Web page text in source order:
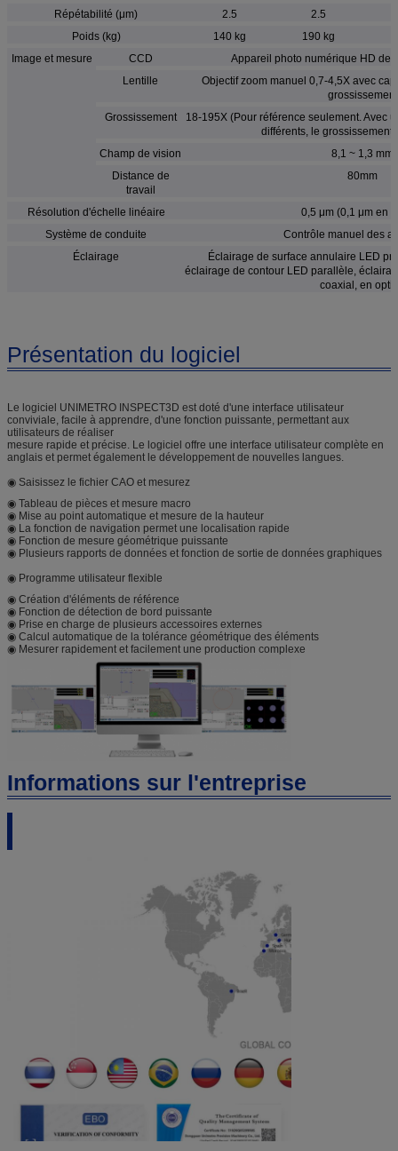
Répétabilité (μm)
2.5
2.5
Poids (kg)
140 kg 190 kg
Image et mesure
CCD
Appareil photo numérique HD de
Lentille
Objectif zoom manuel 0,7-4,5X avec
grossissement
Grossissement
18-195X (Pour référence seulement. Avec
différents, le grossissement
Champ de vision
8,1 ~ 1,3 mm
Distance de
travail
80mm
Résolution d'échelle linéaire
0,5 μm (0,1 μm en
Système de conduite
Contrôle manuel des
Éclairage
Éclairage de surface annulaire LED
éclairage de contour LED parallèle,
coaxial, en
Présentation du logiciel
Le logiciel UNIMETRO INSPECT3D est doté d'une interface utilisateur
conviviale, facile à apprendre, d'une fonction puissante, permettant aux
utilisateurs de réaliser
mesure rapide et précise. Le logiciel offre une interface utilisateur complète en
anglais et permet également le développement de nouvelles langues.
◉ Saisissez le fichier CAO et mesurez
◉ Tableau de pièces et mesure macro
◉ Mise au point automatique et mesure de la hauteur
◉ La fonction de navigation permet une localisation rapide
◉ Fonction de mesure géométrique puissante
◉ Plusieurs rapports de données et fonction de sortie de données graphiques
◉ Programme utilisateur flexible
◉ Création d'éléments de référence
◉ Fonction de détection de bord puissante
◉ Prise en charge de plusieurs accessoires externes
◉ Calcul automatique de la tolérance géométrique des éléments
◉ Mesurer rapidement et facilement une production complexe
Informations sur l'entreprise